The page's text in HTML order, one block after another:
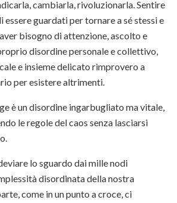
cambiarla, rivoluzionarla. Sentire
essere guardati per tornare a sé stessi e
bisogno di attenzione, ascolto e
disordine personale e collettivo,
e insieme delicato rimprovero a
per esistere altrimenti.
è un disordine ingarbugliato ma vitale,
le regole del caos senza lasciarsi
lo sguardo dai mille nodi
disordinata della nostra
come in un punto a croce, ci